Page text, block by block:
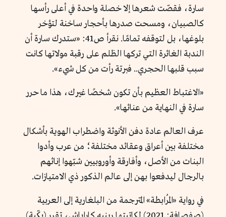
سارة، فقصّت شعرها إلا خصلة واحدة في أعلى رأسها
كالصبيان، ومسحت صدرها بأحجار ساخنة لتؤخر
بلوغها، بل لتوقفه تمامًا. نقرأ ص41: «ستدرك سارة أن
الندبة الغائرة التي تركها الظلم على رقبة مولاتها كانت
سبب قلبها الحجري.. فبرتة رأت من كل شيء».
«الاغتباط العظيم بأن تكون شخصًا غيرك، هذا ما حرر
سارة في النهاية من عنائها».
عرف العالم عادة دفن الأنوثة واضطراب الهوية بأشكال
مختلفة بين أعراق وعقائد مختلفة؛ من عرب وأدوا
البنات من الأصل، وأفارقة وأوروبيين شبّهوا إناثهم
بالرجال ليدفعوا بهن إلى عالم الذكور ذي الامتيازات.
في رواية «المُرابطة» المترجمة من البلغارية إلى العربية